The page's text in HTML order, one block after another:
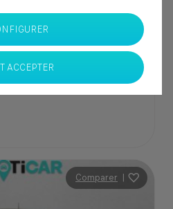
Comparer |
ACCEPTER